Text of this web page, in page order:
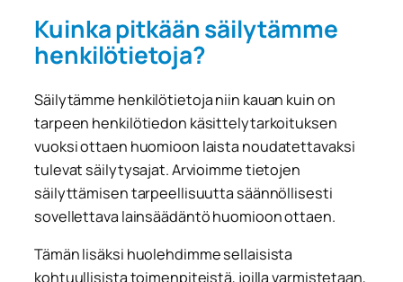
Kuinka pitkään säilytämme
henkilötietoja?
Säilytämme henkilötietoja niin kauan kuin on
tarpeen henkilötiedon käsittelytarkoituksen
vuoksi ottaen huomioon laista noudatettavaksi
tulevat säilytysajat. Arvioimme tietojen
säilyttämisen tarpeellisuutta säännöllisesti
sovellettava lainsäädäntö huomioon ottaen.
Tämän lisäksi huolehdimme sellaisista
kohtuullisista toimenpiteistä, joilla varmistetaan,